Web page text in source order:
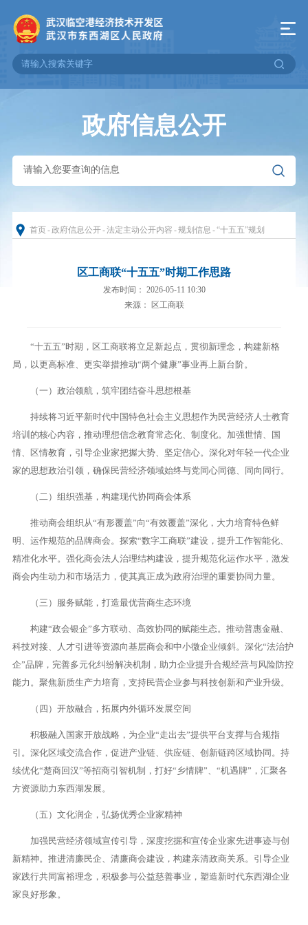
政府信息公开
首页-政府信息公开-法定主动公开内容 -规划信息 -“十五五”规划
区工商联“十五五”时期工作思路
发布时间： 2026-05-11 10:30
来源： 区工商联
“十五五”时期，区工商联将立足新起点，贯彻新理念，构建新格
局，以更高标准、更实举措推动“两个健康”事业再上新台阶。
（一）政治领航，筑牢团结奋斗思想根基
持续将习近平新时代中国特色社会主义思想作为民营经济人士教育
培训的核心内容，推动理想信念教育常态化、制度化。加强世情、国
情、区情教育，引导企业家把握大势、坚定信心。深化对年轻一代企业
家的思想政治引领，确保民营经济领域始终与党同心同德、同向同行。
（二）组织强基，构建现代协同商会体系
推动商会组织从“有形覆盖”向“有效覆盖”深化，大力培育特色鲜
明、运作规范的品牌商会。探索“数字工商联”建设，提升工作智能化、
精准化水平。强化商会法人治理结构建设，提升规范化运作水平，激发
商会内生动力和市场活力，使其真正成为政府治理的重要协同力量。
（三）服务赋能，打造最优营商生态环境
构建“政会银企”多方联动、高效协同的赋能生态。推动普惠金融、
科技对接、人才引进等资源向基层商会和中小微企业倾斜。深化“法治护
企”品牌，完善多元化纠纷解决机制，助力企业提升合规经营与风险防控
能力。聚焦新质生产力培育，支持民营企业参与科技创新和产业升级。
（四）开放融合，拓展内外循环发展空间
积极融入国家开放战略，为企业“走出去”提供平台支撑与合规指
引。深化区域交流合作，促进产业链、供应链、创新链跨区域协同。持
续优化“楚商回汉”等招商引智机制，打好“乡情牌”、“机遇牌”，汇聚各
方资源助力东西湖发展。
（五）文化润企，弘扬优秀企业家精神
加强民营经济领域宣传引导，深度挖掘和宣传企业家先进事迹与创
新精神。推进清廉民企、清廉商会建设，构建亲清政商关系。引导企业
家践行共同富裕理念，积极参与公益慈善事业，塑造新时代东西湖企业
家良好形象。